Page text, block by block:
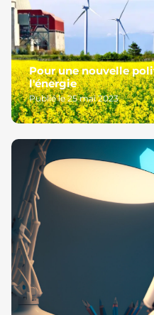
Pour une nouvelle
l'énergie
Publié le 25 mai 2023